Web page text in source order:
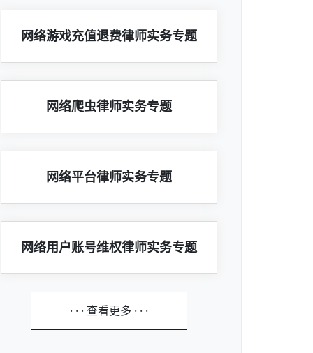
网络游戏充值退费律师实务专题
网络爬虫律师实务专题
网络平台律师实务专题
网络用户账号维权律师实务专题
· · · 查看更多 · · ·